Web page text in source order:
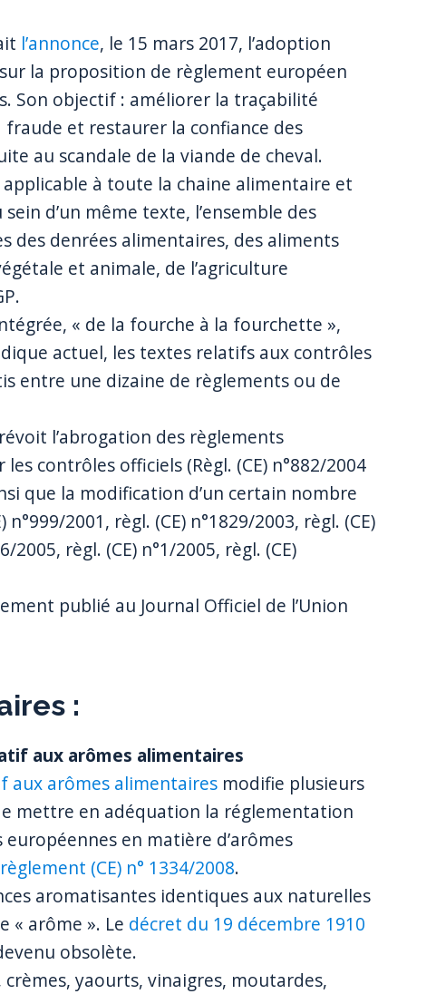
l’annonce, le 15 mars 2017, l’adoption
la proposition de règlement européen
Son objectif : améliorer la traçabilité
et restaurer la confiance des
au scandale de la viande de cheval.
à toute la chaine alimentaire et
d’un même texte, l’ensemble des
des denrées alimentaires, des aliments
et animale, de l’agriculture
« de la fourche à la fourchette »,
actuel, les textes relatifs aux contrôles
entre une dizaine de règlements ou de
l’abrogation des règlements
contrôles officiels (Règl. (CE) n°882/2004
que la modification d’un certain nombre
2001, règl. (CE) n°1829/2003, règl. (CE)
2005, règl. (CE) n°1/2005, règl. (CE)
publié au Journal Officiel de l’Union
:
aux arômes alimentaires
aux arômes alimentairesmodifie plusieurs
mettre en adéquation la réglementation
européennes en matière d’arômes
règlement (CE) n° 1334/2008.
aromatisantes identiques aux naturelles
« arôme ». Le décret du 19 décembre 1910
obsolète.
crèmes, yaourts, vinaigres, moutardes,